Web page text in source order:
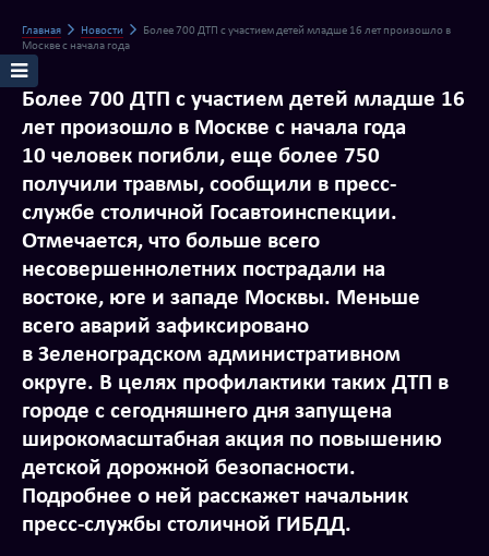
Главная Новости
Более 700 ДТП с участием детей младше 16 лет произошло в
Москве с начала года
Более 700 ДТП с участием детей младше 16
лет произошло в Москве с начала года
10 человек погибли, еще более 750
получили травмы, сообщили в пресс-
службе столичной Госавтоинспекции.
Отмечается, что больше всего
несовершеннолетних пострадали на
востоке, юге и западе Москвы. Меньше
всего аварий зафиксировано
в Зеленоградском административном
округе. В целях профилактики таких ДТП в
городе с сегодняшнего дня запущена
широкомасштабная акция по повышению
детской дорожной безопасности.
Подробнее о ней расскажет начальник
пресс-службы столичной ГИБДД.